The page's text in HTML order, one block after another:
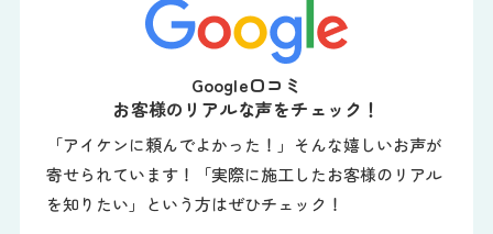
Google口コミ
お客様のリアルな声をチェック！
「アイケンに頼んでよかった！」そんな嬉しいお声が
寄せられています！「実際に施工したお客様のリアル
を知りたい」という方はぜひチェック！